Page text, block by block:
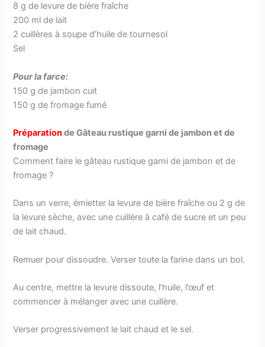
8 g de levure de bière fraîche
200 ml de lait
2 cuillères à soupe d’huile de tournesol
Sel
Pour la farce:
150 g de jambon cuit
150 g de fromage fumé
Préparationde Gâteau rustique garni de jambon et de
fromage
Comment faire le gâteau rustique garni de jambon et de
fromage ?
Dans un verre, émietter la levure de bière fraîche ou 2 g de
la levure sèche, avec une cuillère à café de sucre et un peu
de lait chaud.
Remuer pour dissoudre. Verser toute la farine dans un bol.
Au centre, mettre la levure dissoute, l’huile, l’œuf et
commencer à mélanger avec une cuillère.
Verser progressivement le lait chaud et le sel.